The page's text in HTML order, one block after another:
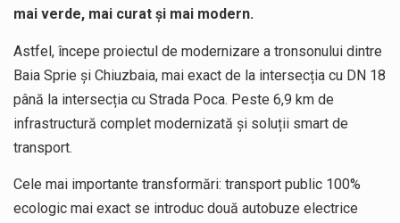
mai verde, mai curat și mai modern.
Astfel, începe proiectul de modernizare a tronsonului dintre
Baia Sprie și Chiuzbaia, mai exact de la intersecția cu DN 18
până la intersecția cu Strada Poca. Peste 6,9 km de
infrastructură complet modernizată și soluții smart de
transport.
Cele mai importante transformări: transport public 100%
ecologic mai exact se introduc două autobuze electrice